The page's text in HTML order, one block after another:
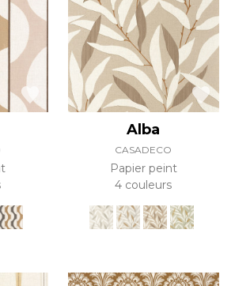
Alba
CASADECO
Papier peint
4 couleurs